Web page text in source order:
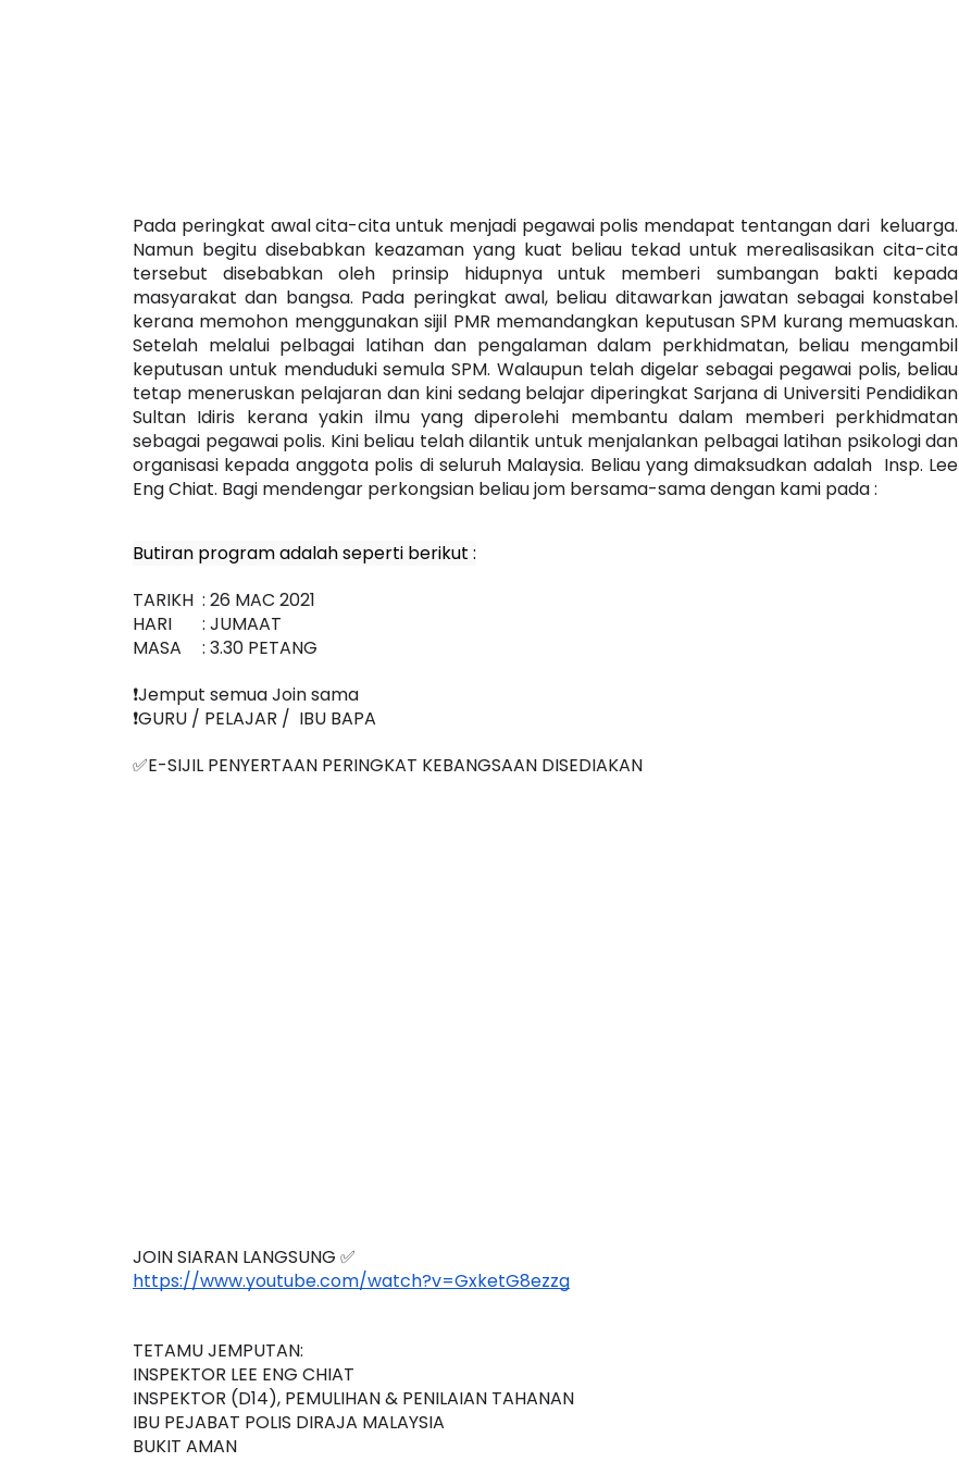
Pada peringkat awal cita-cita untuk menjadi pegawai polis mendapat tentangan dari  keluarga.
Namun begitu disebabkan keazaman yang kuat beliau tekad untuk merealisasikan cita-cita
tersebut disebabkan oleh prinsip hidupnya untuk memberi sumbangan bakti kepada
masyarakat dan bangsa. Pada peringkat awal, beliau ditawarkan jawatan sebagai konstabel
kerana memohon menggunakan sijil PMR memandangkan keputusan SPM kurang memuaskan.
Setelah melalui pelbagai latihan dan pengalaman dalam perkhidmatan, beliau mengambil
keputusan untuk menduduki semula SPM. Walaupun telah digelar sebagai pegawai polis, beliau
tetap meneruskan pelajaran dan kini sedang belajar diperingkat Sarjana di Universiti Pendidikan
Sultan Idiris kerana yakin ilmu yang diperolehi membantu dalam memberi perkhidmatan
sebagai pegawai polis. Kini beliau telah dilantik untuk menjalankan pelbagai latihan psikologi dan
organisasi kepada anggota polis di seluruh Malaysia. Beliau yang dimaksudkan adalah  Insp. Lee
Eng Chiat. Bagi mendengar perkongsian beliau jom bersama-sama dengan kami pada :
Butiran program adalah seperti berikut :
TARIKH : 26 MAC 2021
HARI
: JUMAAT
MASA
: 3.30 PETANG
❗️Jemput semua Join sama
❗️GURU / PELAJAR /  IBU BAPA
✅E-SIJIL PENYERTAAN PERINGKAT KEBANGSAAN DISEDIAKAN
JOIN SIARAN LANGSUNG ✅
https://www.youtube.com/watch?v=GxketG8ezzg
TETAMU JEMPUTAN:
INSPEKTOR LEE ENG CHIAT
INSPEKTOR (D14), PEMULIHAN & PENILAIAN TAHANAN
IBU PEJABAT POLIS DIRAJA MALAYSIA
BUKIT AMAN